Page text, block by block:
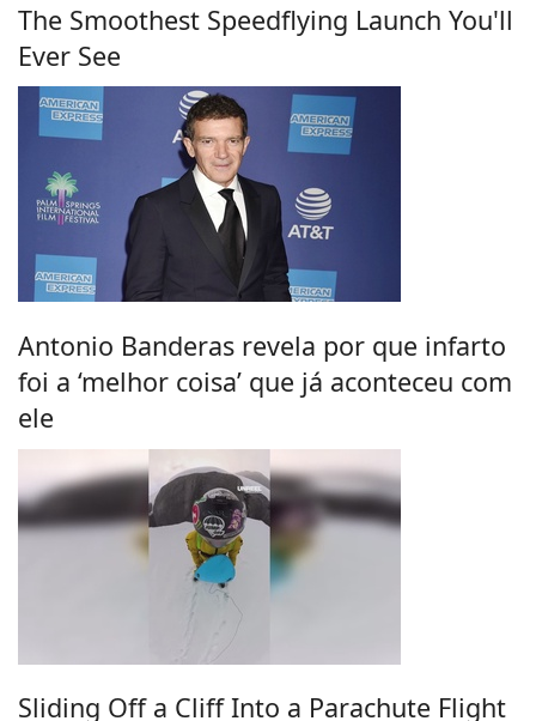
The Smoothest Speedflying Launch You'll
Ever See
Antonio Banderas revela por que infarto
foi a ‘melhor coisa’ que já aconteceu com
ele
Sliding Off a Cliff Into a Parachute Flight